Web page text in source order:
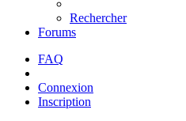
Rechercher
Forums
FAQ
Connexion
Inscription